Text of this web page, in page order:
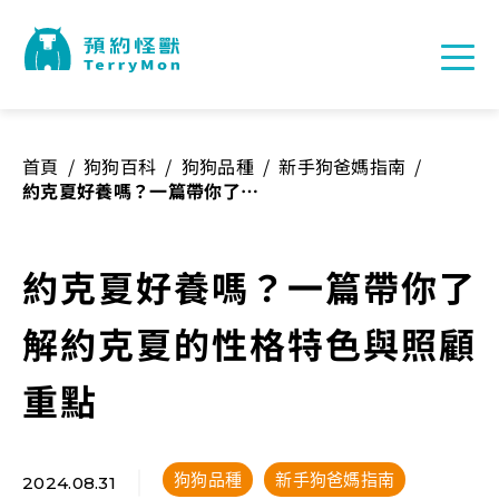
首頁 / 狗狗百科 / 狗狗品種 / 新手狗爸媽指南 /
約克夏好養嗎？一篇帶你了解
約克夏好養嗎？一篇帶你了
解約克夏的性格特色與照顧
重點
2024.08.31 狗狗品種 新手狗爸媽指南